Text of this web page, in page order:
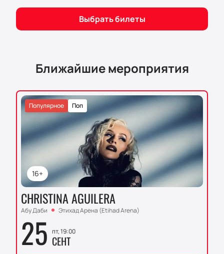
Не упустите возможность погрузиться в мир
судебных разбирательств и интриг, приобретя
билеты на нашем сайте. Посетите Mohammed Alali
Выбрать билеты
Ближайшие мероприятия
16+
Поп
Популярное
CHRISTINA AGUILERA
Абу Даби Этихад Арена (Etihad Arena)
25 пт, 19:00
СЕНТ